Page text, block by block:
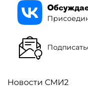
Новости СМИ2